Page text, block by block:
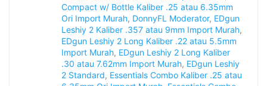
Compact w/ Bottle Kaliber .25 atau 6.35mm
Ori Import Murah, DonnyFL Moderator, EDgun
Leshiy 2 Kaliber .357 atau 9mm Import Murah,
EDgun Leshiy 2 Long Kaliber .22 atau 5.5mm
Import Murah, EDgun Leshiy 2 Long Kaliber
.30 atau 7.62mm Import Murah, EDgun Leshiy
2 Standard, Essentials Combo Kaliber .25 atau